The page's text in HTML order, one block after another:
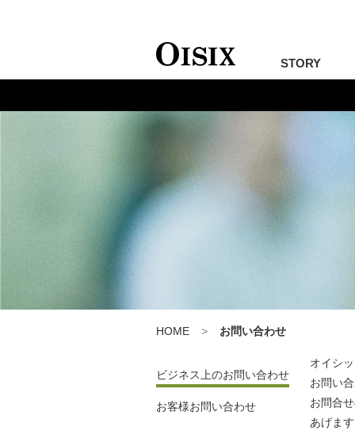
STORY
HOME お問い合わせ
ビジネス上のお問い合わせ
お客様お問い合わせ
オイシ
お問い
お問合
あげま